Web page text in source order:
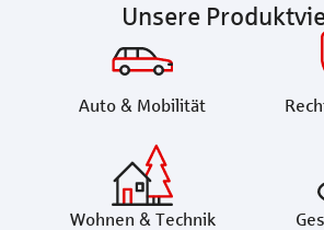
Unsere
Auto & Mobilität
Wohnen & Technik